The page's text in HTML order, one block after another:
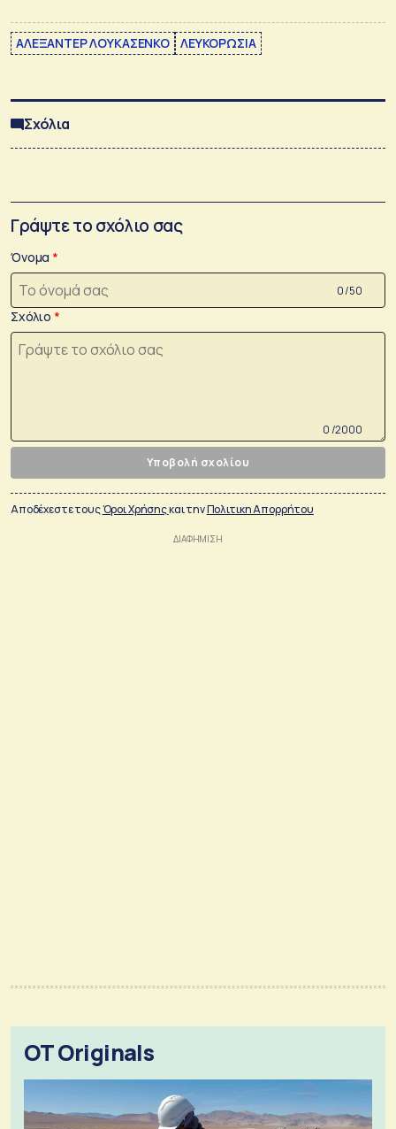
ΑΛΕΞΑΝΤΕΡ ΛΟΥΚΑΣΕΝΚΟ ΛΕΥΚΟΡΩΣΙΑ
Σχόλια
Γράψτε το σχόλιο σας
Όνομα
0 /50
Σχόλιο
0 /2000
Υποβολή σχολίου
Αποδέχεστε τουςΌροι Χρήσηςκαι τηνΠολιτικη Απορρήτου
OT Originals